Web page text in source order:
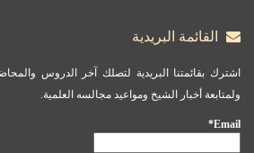
القائمة البريدية
اشترك بقائمتنا البريدية لتصلك آخر الدروس
ولمتابعة أخبار الشيخ ومواعيد مجالسه العلمية.
Email*